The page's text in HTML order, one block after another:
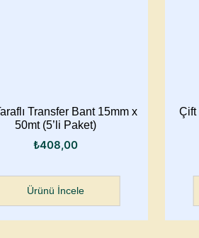
Transfer Bant 15mm x
50mt (5’li Paket)
₺408,00
Ürünü İncele
Çift